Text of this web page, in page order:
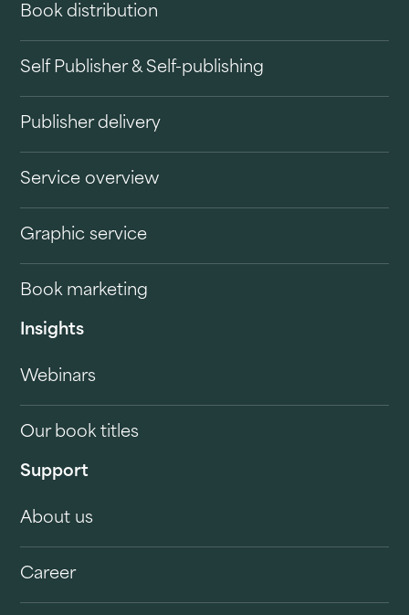
Book distribution
Self Publisher & Self-publishing
Publisher delivery
Service overview
Graphic service
Book marketing
Insights
Webinars
Our book titles
Support
About us
Career